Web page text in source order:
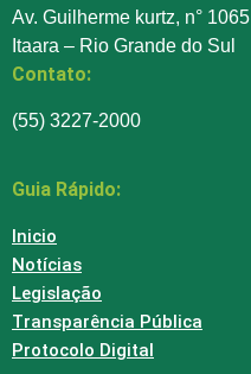
Av. Guilherme kurtz, n° 1065
Itaara – Rio Grande do Sul
Contato:
(55) 3227-2000
Guia Rápido:
Inicio
Notícias
Legislação
Transparência Pública
Protocolo Digital